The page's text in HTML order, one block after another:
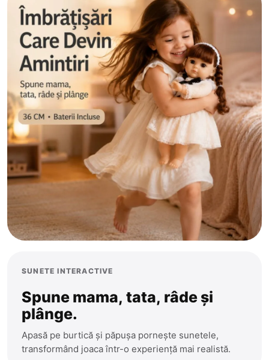
SUNETE INTERACTIVE
Spune mama, tata, râde și
plânge.
Apasă pe burtică și păpușa pornește sunetele,
transformând joaca într-o experiență mai realistă.